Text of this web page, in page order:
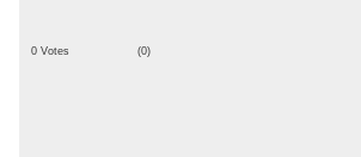
0 Votes (0)